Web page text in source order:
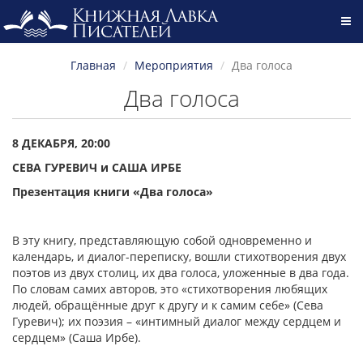
Главная Мероприятия Два голоса
Два голоса
8 ДЕКАБРЯ, 20:00
СЕВА ГУРЕВИЧ и САША ИРБЕ
Презентация книги «Два голоса»
В эту книгу, представляющую собой одновременно и
календарь, и диалог-переписку, вошли стихотворения двух
поэтов из двух столиц, их два голоса, уложенные в два года.
По словам самих авторов, это «стихотворения любящих
людей, обращённые друг к другу и к самим себе» (Сева
Гуревич); их поэзия – «интимный диалог между сердцем и
сердцем» (Саша Ирбе).